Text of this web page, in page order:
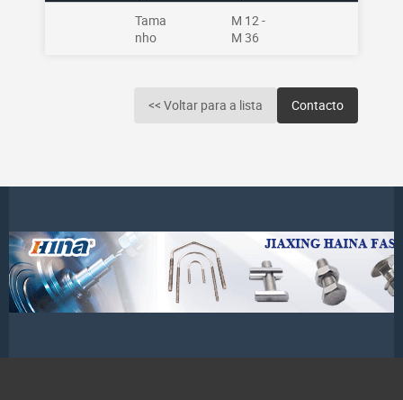
Tama
nho
M 12 -
M 36
<< Voltar para a lista Contacto